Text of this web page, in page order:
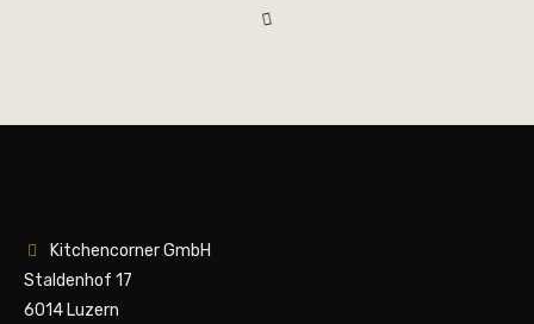
Kitchencorner GmbH
Staldenhof 17
6014 Luzern